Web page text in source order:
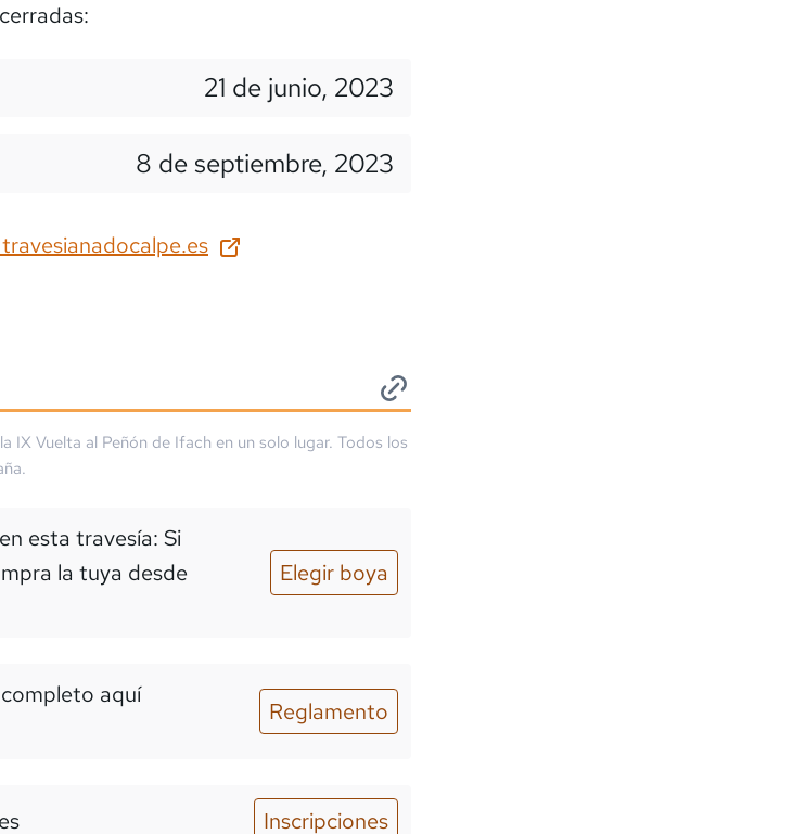
21 de junio, 2023
8 de septiembre, 2023
travesianadocalpe.es
IX Vuelta al Peñón de Ifach en un solo lugar. Todos los
en esta travesía: Si
la tuya desde
Elegir boya
aquí
Reglamento
Inscripciones